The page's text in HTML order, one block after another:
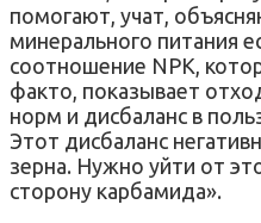
помогают, учат,
минерального питания
соотношение NPK,
факто, показывает
норм и дисбаланс в
Этот дисбаланс
зерна. Нужно уйти от
сторону карбамида».